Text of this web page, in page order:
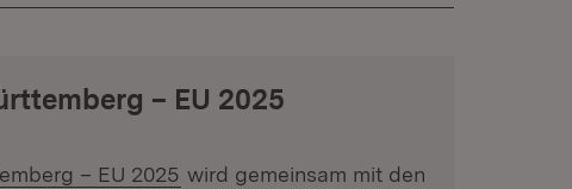
– EU 2025
– EU 2025 (Öffnet in neuem Fenster)
wird gemeinsam mit den